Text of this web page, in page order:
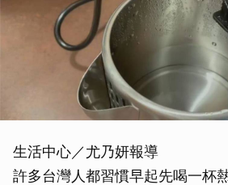
生活中心／尤乃妍報導
許多台灣人都習慣早起先喝一杯